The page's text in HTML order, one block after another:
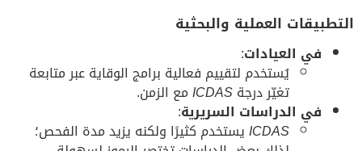
التطبيقات العملية والبحثية
في العيادات:
يُستخدم لتقييم فعالية برامج الوقاية عبر متابعة
تغيّر درجةICDASمع الزمن.
في الدراسات السريرية:
ICDASيستخدم كثيرًا ولكنه يزيد مدة الفحص؛